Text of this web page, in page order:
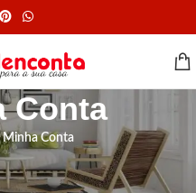
Conta
Minha Conta